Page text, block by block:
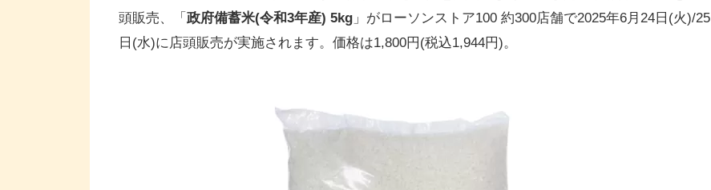
頭販売、「 政府備蓄米(令和3年産) 5kg 」がローソンストア100 約300店舗で2025年6月24日(火)/25
日(水)に店頭販売が実施されます。価格は1,800円(税込1,944円)。